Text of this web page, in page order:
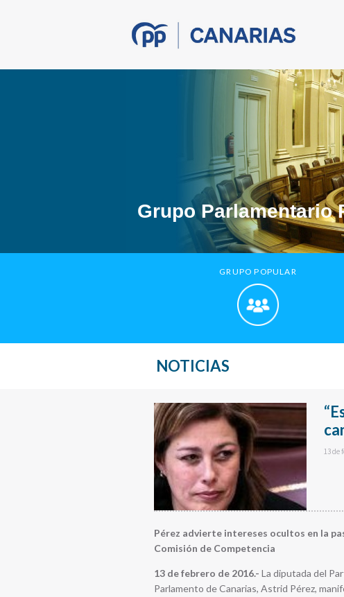
Grupo Parlamentario
GRUPO POPULAR
NOTICIAS
13 de
Pérez advierte intereses ocultos en la
Comisión de Competencia
13 de febrero de 2016.- La diputada del
Parlamento de Canarias, Astrid Pérez,